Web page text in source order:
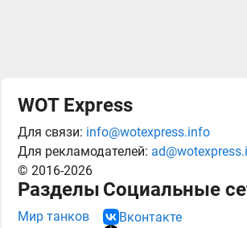
WOT Express
Для связи: info@wotexpress.info
Для рекламодателей:
© 2016-2026
Разделы
Мир танков
Социальные
Вконтакте